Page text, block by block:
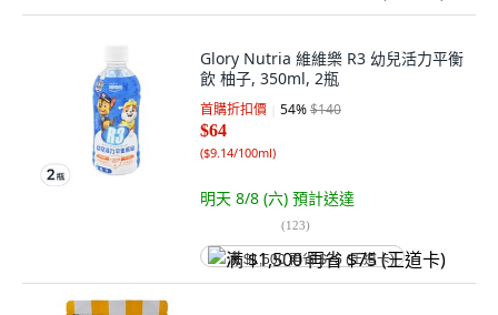
Glory Nutria 維維樂 R3 幼兒活力平衡
飲 柚子, 350ml, 2瓶
首購折扣價 54%$140
$64
($9.14/100ml)
明天 8/8 (六) 預計送達
(123)
满 $1,500 再省 $75 (王道卡)